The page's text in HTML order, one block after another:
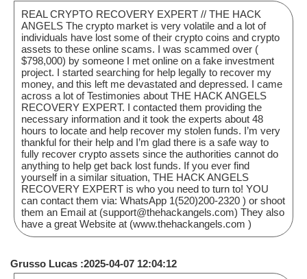
REAL CRYPTO RECOVERY EXPERT // THE HACK
ANGELS The crypto market is very volatile and a lot of
individuals have lost some of their crypto coins and crypto
assets to these online scams. I was scammed over (
$798,000) by someone I met online on a fake investment
project. I started searching for help legally to recover my
money, and this left me devastated and depressed. I came
across a lot of Testimonies about THE HACK ANGELS
RECOVERY EXPERT. I contacted them providing the
necessary information and it took the experts about 48
hours to locate and help recover my stolen funds. I’m very
thankful for their help and I’m glad there is a safe way to
fully recover crypto assets since the authorities cannot do
anything to help get back lost funds. If you ever find
yourself in a similar situation, THE HACK ANGELS
RECOVERY EXPERT is who you need to turn to! YOU
can contact them via: WhatsApp 1(520)200-2320 ) or shoot
them an Email at (support@thehackangels.com) They also
have a great Website at (www.thehackangels.com )
Grusso Lucas :2025-04-07 12:04:12